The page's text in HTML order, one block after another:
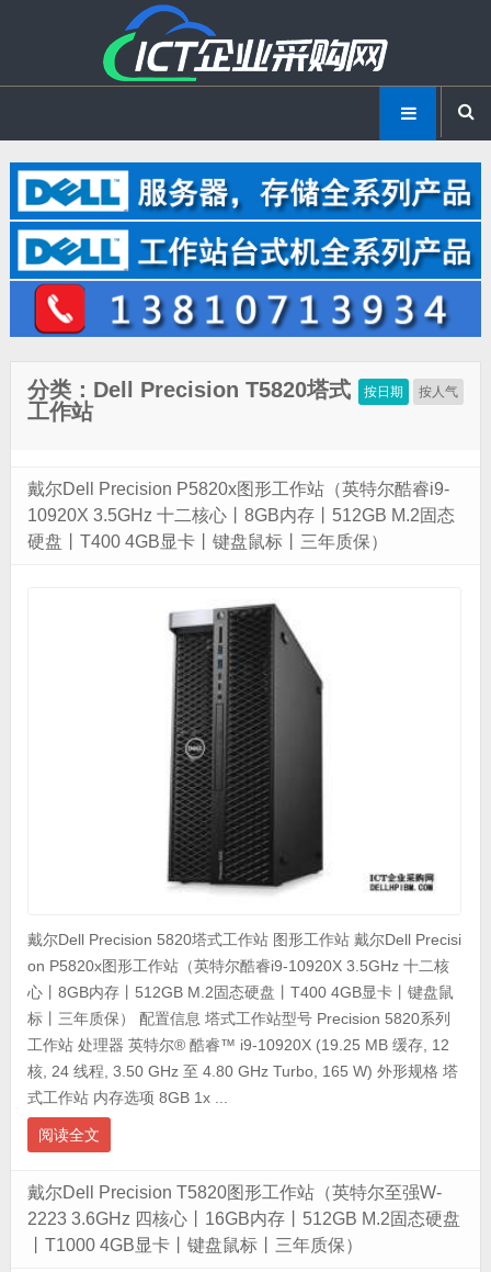
按日期 按人气
分类：Dell Precision T5820塔式
工作站
戴尔Dell Precision P5820x图形工作站（英特尔酷睿i9-
10920X 3.5GHz 十二核心丨8GB内存丨512GB M.2固态
硬盘丨T400 4GB显卡丨键盘鼠标丨三年质保）
戴尔Dell Precision 5820塔式工作站 图形工作站 戴尔Dell Precisi
on P5820x图形工作站（英特尔酷睿i9-10920X 3.5GHz 十二核
心丨8GB内存丨512GB M.2固态硬盘丨T400 4GB显卡丨键盘鼠
标丨三年质保） 配置信息 塔式工作站型号 Precision 5820系列
工作站 处理器 英特尔® 酷睿™ i9-10920X (19.25 MB 缓存, 12
核, 24 线程, 3.50 GHz 至 4.80 GHz Turbo, 165 W) 外形规格 塔
式工作站 内存选项 8GB 1x ...
阅读全文
戴尔Dell Precision T5820图形工作站（英特尔至强W-
2223 3.6GHz 四核心丨16GB内存丨512GB M.2固态硬盘
丨T1000 4GB显卡丨键盘鼠标丨三年质保）